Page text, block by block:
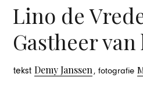
Lino de
Gastheer van
tekstDemy Janssen , fotografie